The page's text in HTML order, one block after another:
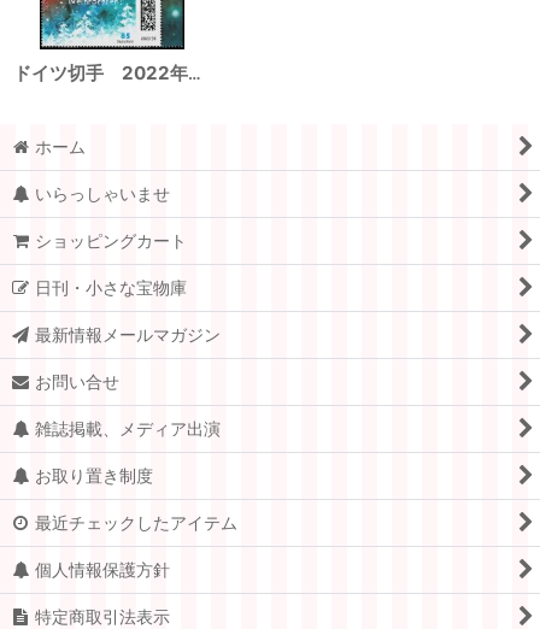
ドイツ切手 2022年 クリスマス 冬の森 1種
ホーム
いらっしゃいませ
ショッピングカート
日刊・小さな宝物庫
最新情報メールマガジン
お問い合せ
雑誌掲載、メディア出演
お取り置き制度
最近チェックしたアイテム
個人情報保護方針
特定商取引法表示